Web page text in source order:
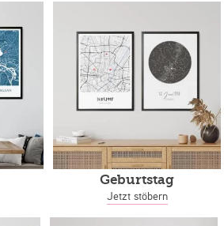
Geburtstag
Jetzt stöbern